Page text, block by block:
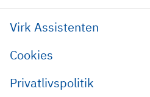
Virk Assistenten
Cookies
Privatlivspolitik